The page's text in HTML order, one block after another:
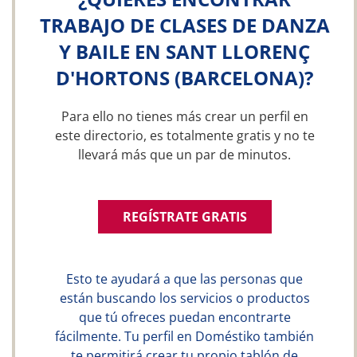
TRABAJO DE CLASES DE DANZA
Y BAILE EN SANT LLORENÇ
D'HORTONS (BARCELONA)?
Para ello no tienes más crear un perfil en
este directorio, es totalmente gratis y no te
llevará más que un par de minutos.
REGÍSTRATE GRATIS
Esto te ayudará a que las personas que
están buscando los servicios o productos
que tú ofreces puedan encontrarte
fácilmente. Tu perfil en Doméstiko también